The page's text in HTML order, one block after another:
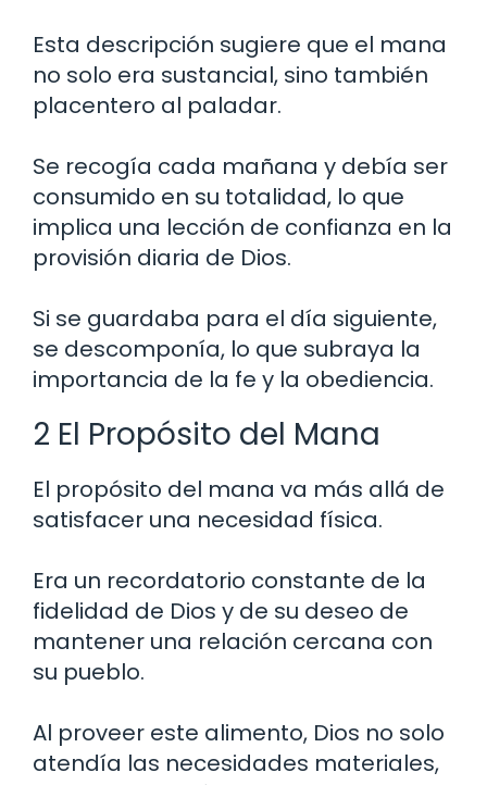
Esta descripción sugiere que el mana
no solo era sustancial, sino también
placentero al paladar.
Se recogía cada mañana y debía ser
consumido en su totalidad, lo que
implica una lección de confianza en la
provisión diaria de Dios.
Si se guardaba para el día siguiente,
se descomponía, lo que subraya la
importancia de la fe y la obediencia.
2 El Propósito del Mana
El propósito del mana va más allá de
satisfacer una necesidad física.
Era un recordatorio constante de la
fidelidad de Dios y de su deseo de
mantener una relación cercana con
su pueblo.
Al proveer este alimento, Dios no solo
atendía las necesidades materiales,